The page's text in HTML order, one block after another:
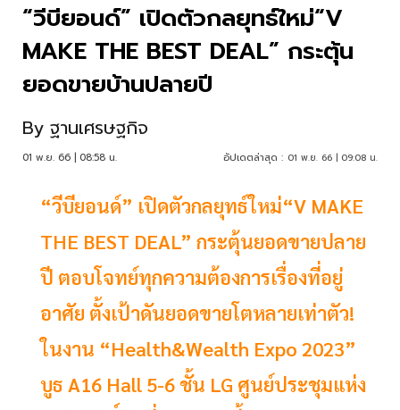
“วีบียอนด์” เปิดตัวกลยุทธ์ใหม่“V
MAKE THE BEST DEAL” กระตุ้น
ยอดขายบ้านปลายปี
By ฐานเศรษฐกิจ
01 พ.ย. 66 | 08:58 น. อัปเดตล่าสุด : 01 พ.ย. 66 | 09:08 น.
“วีบียอนด์” เปิดตัวกลยุทธ์ใหม่“V MAKE
THE BEST DEAL” กระตุ้นยอดขายปลาย
ปี ตอบโจทย์ทุกความต้องการเรื่องที่อยู่
อาศัย ตั้งเป้าดันยอดขายโตหลายเท่าตัว!
ในงาน “Health&Wealth Expo 2023”
บูธ A16 Hall 5-6 ชั้น LG ศูนย์ประชุมแห่ง